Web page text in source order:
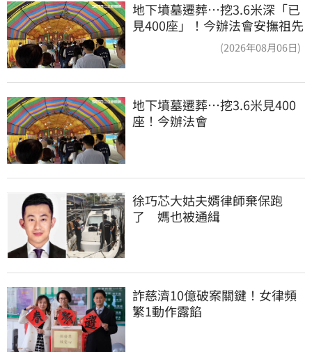
地下墳墓遷葬…挖3.6米深「已
見400座」！今辦法會安撫祖先
(2026年08月06日)
地下墳墓遷葬…挖3.6米見400
座！今辦法會
徐巧芯大姑夫婿律師棄保跑
了　媽也被通緝
詐慈濟10億破案關鍵！女律頻
繁1動作露餡